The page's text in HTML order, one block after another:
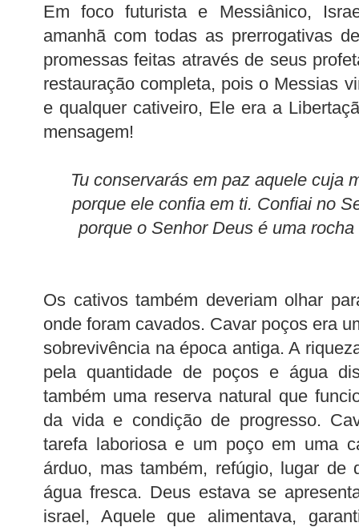
Em foco futurista e Messiânico,
amanhã com todas as prerrogativas
promessas feitas através de seus
restauração completa, pois o Messias
e qualquer cativeiro, Ele era a
mensagem!
Tu conservarás em paz aquele cuja
porque ele confia em ti. Confiai no
porque o Senhor Deus é uma
Os cativos também deveriam olhar
onde foram cavados. Cavar poços era
sobrevivência na época antiga. A
pela quantidade de poços e água
também uma reserva natural que
da vida e condição de progresso.
tarefa laboriosa e um poço em uma
árduo, mas também, refúgio, lugar de
água fresca. Deus estava se
israel, Aquele que alimentava,